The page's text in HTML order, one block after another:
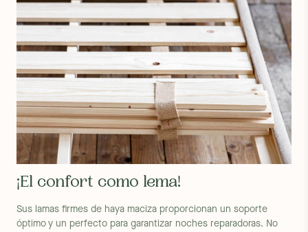
¡El confort como lema!
Sus lamas firmes de haya maciza proporcionan un soporte
óptimo y un perfecto para garantizar noches reparadoras. No